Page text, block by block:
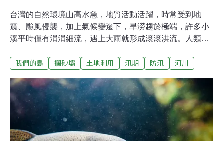
台灣的自然環境山高水急，地質活動活躍，時常受到地
震、颱風侵襲，加上氣候變遷下，旱澇趨於極端，許多小
溪平時僅有涓涓細流，遇上大雨就形成滾滾洪流。人類試
壞生態、土砂運移失衡的問題，究竟溪流的緊箍咒，有沒
游產生大面積崩塌，累積了許多鬆軟的土石，在2004年敏
督利颱風來襲時，上方橋梁完全被土石流淹沒，為了減輕
災害，溪流上設置了許多防砂壩，但隨著崩塌地逐漸復
育、土砂量減少，大部分泥沙淤積在防砂壩上游，導致下
游泥沙補充不足的問題逐漸浮現。同樣的情況也發生在台
我們的島 攔砂壩 土地利用 汛期 防汛 河川